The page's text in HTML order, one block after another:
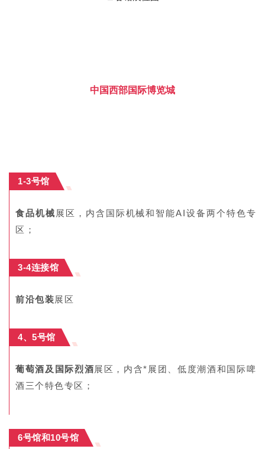
中国西部国际博览城
1-3号馆
食品机械 展区，内含国际机械和智能AI设备两个特色专
区；
3-4连接馆
前沿包装展区
4、5号馆
葡萄酒及国际烈酒展区，内含*展团、低度潮酒和国际啤
酒三个特色专区；
6号馆和10号馆